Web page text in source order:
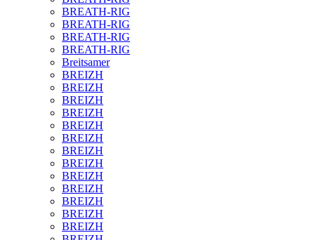
BREATH-RIG
BREATH-RIG
BREATH-RIG
BREATH-RIG
Breitsamer
BREIZH
BREIZH
BREIZH
BREIZH
BREIZH
BREIZH
BREIZH
BREIZH
BREIZH
BREIZH
BREIZH
BREIZH
BREIZH